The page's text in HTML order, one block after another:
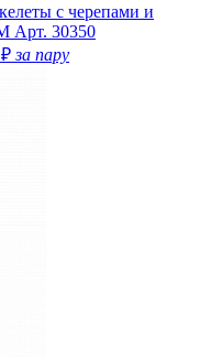
с черепами и
Арт. 30350
₽за пару